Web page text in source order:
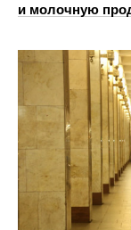
и молочную